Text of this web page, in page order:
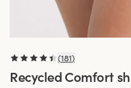
(181)
Recycled Comfort